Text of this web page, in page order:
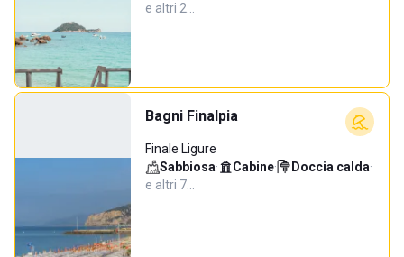
e altri 2…
Bagni Finalpia
Finale Ligure
Sabbiosa· Cabine· Doccia calda·
e altri 7…